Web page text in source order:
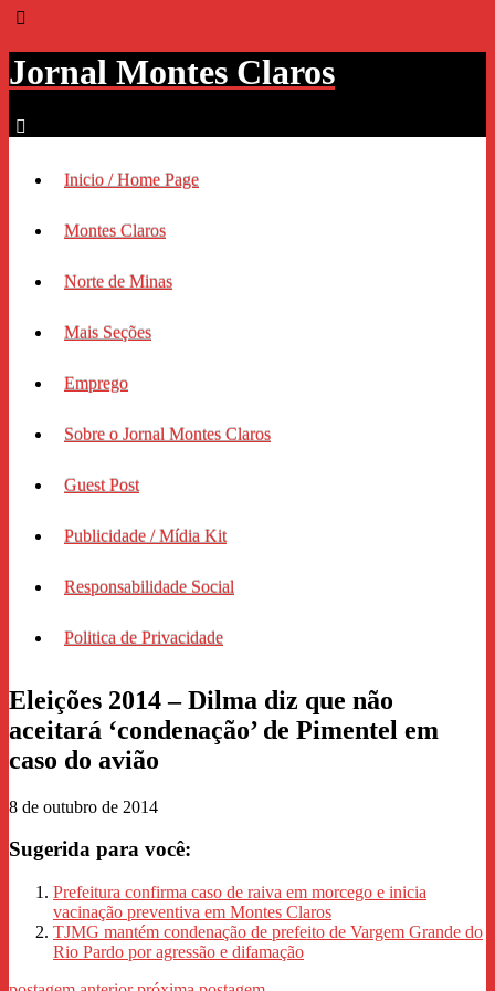
Jornal Montes Claros
Inicio / Home Page
Montes Claros
Norte de Minas
Mais Seções
Emprego
Sobre o Jornal Montes Claros
Guest Post
Publicidade / Mídia Kit
Responsabilidade Social
Politica de Privacidade
Eleições 2014 – Dilma diz que não
aceitará ‘condenação’ de Pimentel em
caso do avião
8 de outubro de 2014
Sugerida para você:
Prefeitura confirma caso de raiva em morcego e inicia
vacinação preventiva em Montes Claros
TJMG mantém condenação de prefeito de Vargem Grande do
Rio Pardo por agressão e difamação